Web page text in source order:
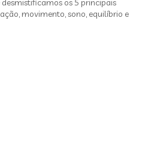
os 5 principais
movimento, sono, equilíbrio e